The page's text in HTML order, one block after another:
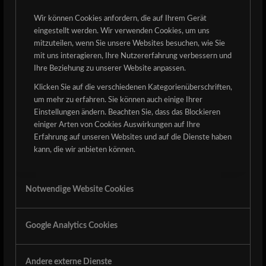
Wir können Cookies anfordern, die auf Ihrem Gerät
eingestellt werden. Wir verwenden Cookies, um uns
mitzuteilen, wenn Sie unsere Websites besuchen, wie Sie
mit uns interagieren, Ihre Nutzererfahrung verbessern und
Ihre Beziehung zu unserer Website anpassen.
Klicken Sie auf die verschiedenen Kategorienüberschriften,
um mehr zu erfahren. Sie können auch einige Ihrer
Einstellungen ändern. Beachten Sie, dass das Blockieren
einiger Arten von Cookies Auswirkungen auf Ihre
Erfahrung auf unseren Websites und auf die Dienste haben
kann, die wir anbieten können.
Notwendige Website Cookies
Google Analytics Cookies
Andere externe Dienste
erscheint, sie wieder in die Eifel zu holen. Um so viel
schon mal vorweg zu nehmen: Auf der neuen Scheiben,
machen die Herrschaften wieder ALLES, außer
Kompromisse!
Und last but not least, die NewcomerGoatKing
Marburg. Thrash Metal wie man ihn aus Deutschland noch
aus den 80ern kennt. Großartige neue, junge Band, die es
absolut verdient unterstützt zu werden.